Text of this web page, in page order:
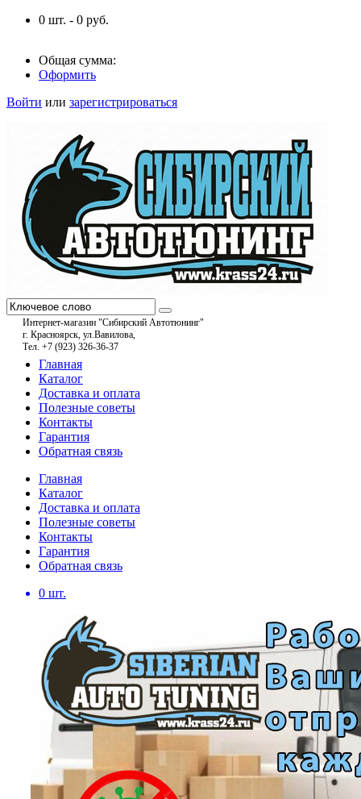
0 шт. - 0 руб.
Общая сумма:
Оформить
Войти или зарегистрироваться
Интернет-магазин "Сибирский Автотюнинг"
г. Красноярск, ул.Вавилова,
Тел. +7 (923) 326-36-37
Главная
Каталог
Доставка и оплата
Полезные советы
Контакты
Гарантия
Обратная связь
Главная
Каталог
Доставка и оплата
Полезные советы
Контакты
Гарантия
Обратная связь
0 шт.